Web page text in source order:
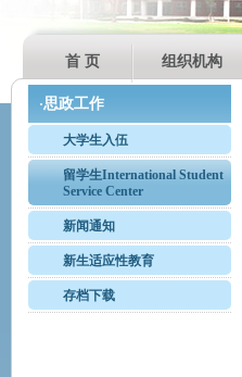
首 页 组织机构
·思政工作
大学生入伍
留学生International Student
Service Center
新闻通知
新生适应性教育
存档下载